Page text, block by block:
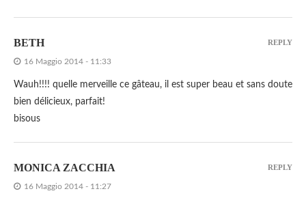
BETH
16 Maggio 2014 - 11:33
Wauh!!!! quelle merveille ce gâteau, il est super beau et sans doute
bien délicieux, parfait!
bisous
REPLY
MONICA ZACCHIA
16 Maggio 2014 - 11:27
REPLY